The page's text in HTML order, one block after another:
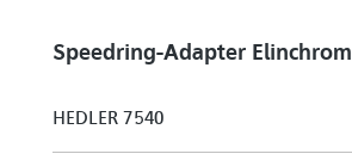
Speedring-Adapter Elinchrom
HEDLER 7540